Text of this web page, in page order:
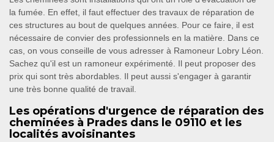
la fumée. En effet, il faut effectuer des travaux de réparation de
ces structures au bout de quelques années. Pour ce faire, il est
nécessaire de convier des professionnels en la matière. Dans ce
cas, on vous conseille de vous adresser à Ramoneur Lobry Léon.
Sachez qu'il est un ramoneur expérimenté. Il peut proposer des
prix qui sont très abordables. Il peut aussi s'engager à garantir
une très bonne qualité de travail.
Les opérations d'urgence de réparation des
cheminées à Prades dans le 09110 et les
localités avoisinantes